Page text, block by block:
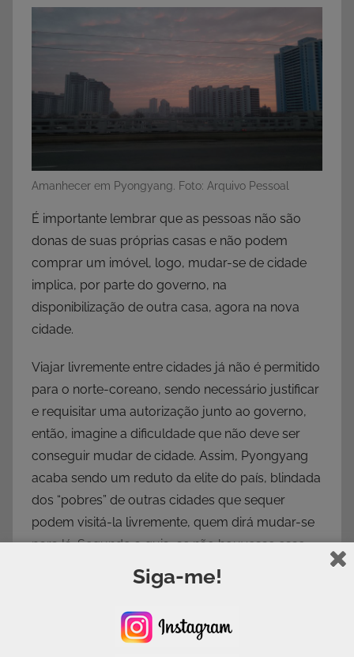
Amanhecer em Pyongyang. Foto: Arquivo Pessoal
É importante lembrar que as pessoas não são
donas de suas próprias casas e não podem
comprar um imóvel, logo, mudar-se de cidade
implica, por parte do governo, na
disponibilização de outra casa, agora na nova
cidade.
Viajar livremente entre cidades já não é permitido
para o norte-coreano, sendo necessário justificar
e requisitar uma autorização junto ao governo,
então, imagine a dificuldade que não deve ser
conseguir mudar de cidade. Assim, Pyongyang
acaba sendo um reduto da elite do país, blindada
dos “pobres” de outras cidades que sequer
podem visitá-la livremente, quem dirá mudar-se
para lá. Segundo a guia, se não houvesse esse
controle, todos iam querer morar em Pyongyang.
Siga-me!